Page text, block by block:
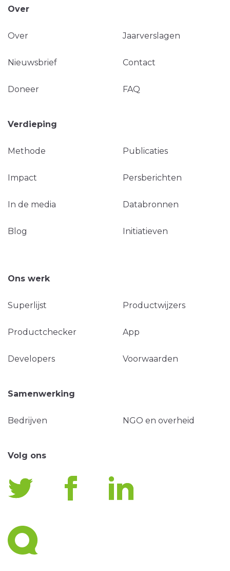
Over
Over Jaarverslagen
Nieuwsbrief Contact
Doneer FAQ
Verdieping
Methode Publicaties
Impact Persberichten
In de media Databronnen
Blog Initiatieven
Ons werk
Superlijst Productwijzers
Productchecker App
Developers Voorwaarden
Samenwerking
Bedrijven NGO en overheid
Volg ons